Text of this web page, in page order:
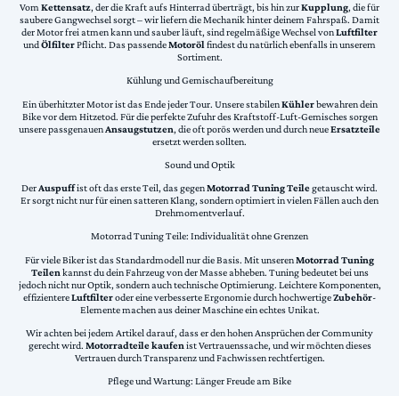
VomKettensatz, der die Kraft aufs Hinterrad überträgt, bis hin zurKupplung, die für
saubere Gangwechsel sorgt – wir liefern die Mechanik hinter deinem Fahrspaß. Damit
der Motor frei atmen kann und sauber läuft, sind regelmäßige Wechsel vonLuftfilter
undÖlfilterPflicht. Das passendeMotorölfindest du natürlich ebenfalls in unserem
Sortiment.
Kühlung und Gemischaufbereitung
Ein überhitzter Motor ist das Ende jeder Tour. Unsere stabilenKühlerbewahren dein
Bike vor dem Hitzetod. Für die perfekte Zufuhr des Kraftstoff-Luft-Gemisches sorgen
unsere passgenauenAnsaugstutzen, die oft porös werden und durch neueErsatzteile
ersetzt werden sollten.
Sound und Optik
DerAuspuffist oft das erste Teil, das gegenMotorrad Tuning Teilegetauscht wird.
Er sorgt nicht nur für einen satteren Klang, sondern optimiert in vielen Fällen auch den
Drehmomentverlauf.
Motorrad Tuning Teile: Individualität ohne Grenzen
Für viele Biker ist das Standardmodell nur die Basis. Mit unserenMotorrad Tuning
Teilen kannst du dein Fahrzeug von der Masse abheben. Tuning bedeutet bei uns
jedoch nicht nur Optik, sondern auch technische Optimierung. Leichtere Komponenten,
effizientereLuftfilteroder eine verbesserte Ergonomie durch hochwertigeZubehör-
Elemente machen aus deiner Maschine ein echtes Unikat.
Wir achten bei jedem Artikel darauf, dass er den hohen Ansprüchen der Community
gerecht wird. Motorradteile kaufen ist Vertrauenssache, und wir möchten dieses
Vertrauen durch Transparenz und Fachwissen rechtfertigen.
Pflege und Wartung: Länger Freude am Bike